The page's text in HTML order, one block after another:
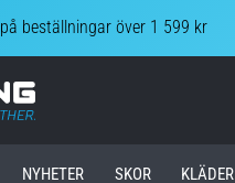
på beställningar över 1 599 kr
Top4Running.se
NYHETER SKOR KLÄDER